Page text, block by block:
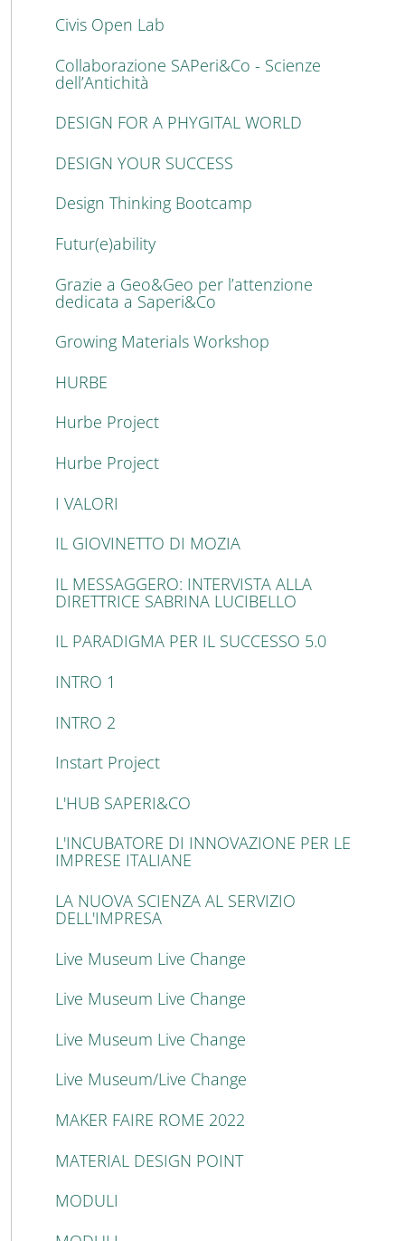
Civis Open Lab
Collaborazione SAPeri&Co - Scienze
dell’Antichità
DESIGN FOR A PHYGITAL WORLD
DESIGN YOUR SUCCESS
Design Thinking Bootcamp
Futur(e)ability
Grazie a Geo&Geo per l’attenzione
dedicata a Saperi&Co
Growing Materials Workshop
HURBE
Hurbe Project
Hurbe Project
I VALORI
IL GIOVINETTO DI MOZIA
IL MESSAGGERO: INTERVISTA ALLA
DIRETTRICE SABRINA LUCIBELLO
IL PARADIGMA PER IL SUCCESSO 5.0
INTRO 1
INTRO 2
Instart Project
L'HUB SAPERI&CO
L'INCUBATORE DI INNOVAZIONE PER LE
IMPRESE ITALIANE
LA NUOVA SCIENZA AL SERVIZIO
DELL'IMPRESA
Live Museum Live Change
Live Museum Live Change
Live Museum Live Change
Live Museum/Live Change
MAKER FAIRE ROME 2022
MATERIAL DESIGN POINT
MODULI